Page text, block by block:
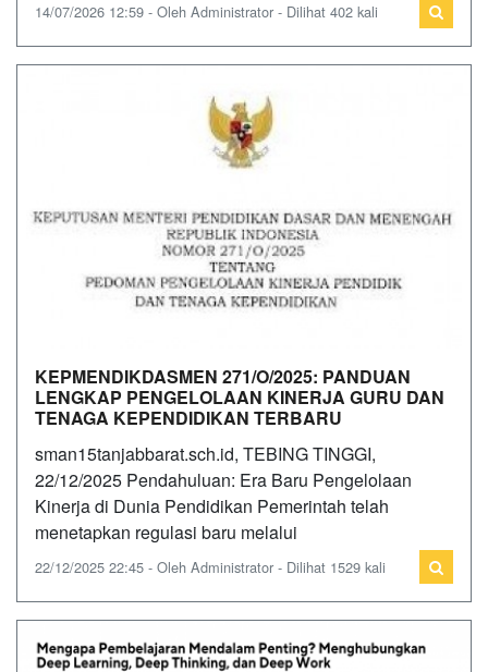
14/07/2026 12:59 - Oleh Administrator - Dilihat 402 kali
KEPMENDIKDASMEN 271/O/2025: PANDUAN
LENGKAP PENGELOLAAN KINERJA GURU DAN
TENAGA KEPENDIDIKAN TERBARU
sman15tanjabbarat.sch.id, TEBING TINGGI,
22/12/2025 Pendahuluan: Era Baru Pengelolaan
Kinerja di Dunia Pendidikan Pemerintah telah
menetapkan regulasi baru melalui
22/12/2025 22:45 - Oleh Administrator - Dilihat 1529 kali